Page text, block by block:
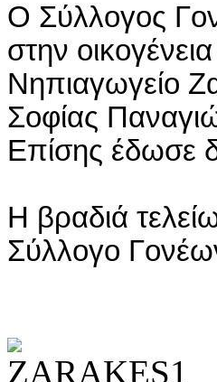
Ο Σύλλογος
στην
Νηπιαγωγείο
Σοφίας
Επίσης έδωσε
Η βραδιά
Σύλλογο